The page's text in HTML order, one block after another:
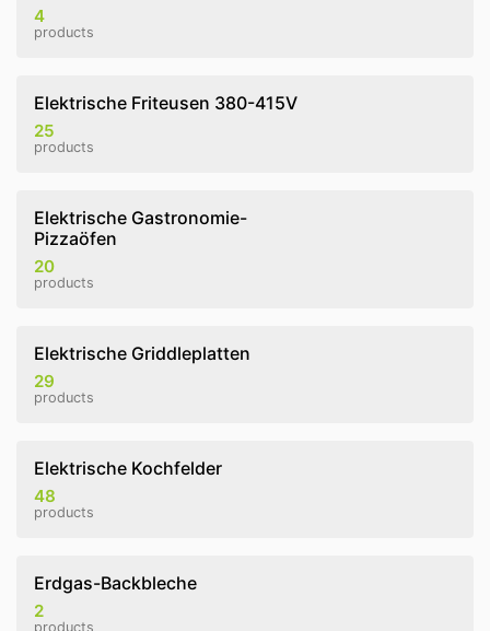
4
products
Elektrische Friteusen 380-415V
25
products
Elektrische Gastronomie-
Pizzaöfen
20
products
Elektrische Griddleplatten
29
products
Elektrische Kochfelder
48
products
Erdgas-Backbleche
2
products